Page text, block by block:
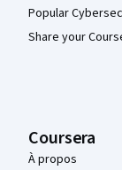
Popular
Share your
Coursera
À propos